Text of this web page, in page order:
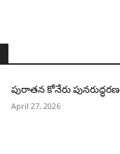
పురాత‌న కోనేరు పున‌రుద్ధ‌ర‌ణ
April 27, 2026